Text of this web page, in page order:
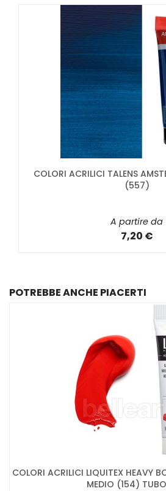
COLORI ACRILICI TALENS
(557)
A partire da
7,20 €
POTREBBE ANCHE PIACERTI
COLORI ACRILICI LIQUITEX HEAVY
MEDIO (154)